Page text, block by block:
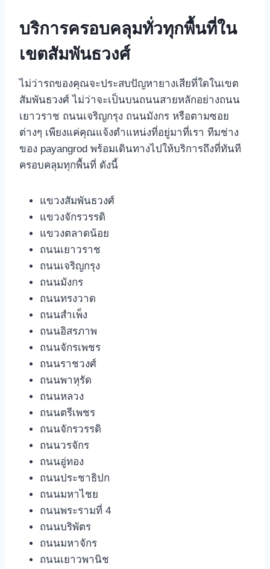
บริการครอบคลุมทั่วทุกพื้นที่ใน
เขตสัมพันธวงศ์
ไม่ว่ารถของคุณจะประสบปัญหายางเสียที่ใดในเขต
สัมพันธวงศ์ ไม่ว่าจะเป็นบนถนนสายหลักอย่างถนน
เยาวราช ถนนเจริญกรุง ถนนมังกร หรือตามซอย
ต่างๆ เพียงแค่คุณแจ้งตําแหน่งที่อยู่มาที่เรา ทีมช่าง
ของ payangrod พร้อมเดินทางไปให้บริการถึงที่ทันที
ครอบคลุมทุกพื้นที่ ดังนี้
แขวงสัมพันธวงศ์
แขวงจักรวรรดิ
แขวงตลาดน้อย
ถนนเยาวราช
ถนนเจริญกรุง
ถนนมังกร
ถนนทรงวาด
ถนนสําเพ็ง
ถนนอิสรภาพ
ถนนจักรเพชร
ถนนราชวงศ์
ถนนพาหุรัด
ถนนหลวง
ถนนตรีเพชร
ถนนจักรวรรดิ
ถนนวรจักร
ถนนอู่ทอง
ถนนประชาธิปก
ถนนมหาไชย
ถนนพระรามที่ 4
ถนนบริพัตร
ถนนมหาจักร
ถนนเยาวพานิช